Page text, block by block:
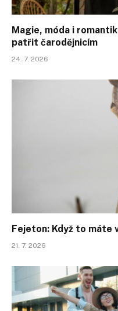
Magie, móda i
patřit čarodějnicím
24. 7. 2026
Fejeton: Když to máte
21. 7. 2026